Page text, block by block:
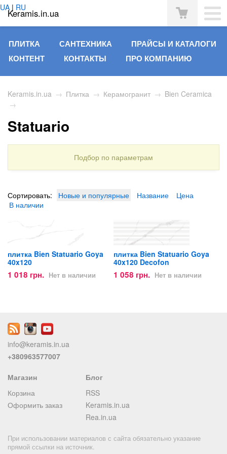
Keramis.in.ua
UA | RU
ПЛИТКА САНТЕХНИКА
ПРАЙСЫ И КАТАЛОГИ
КОНТЕНТ
КОНТАКТЫ ПРО КОМПАНИЮ
Keramis.in.ua → Плитка → Керамогранит → Bien Ceramica
→
Statuario
Подбор по параметрам
Сортировать: Новые и популярные Название
Цена
В наличии
плитка Bien Statuario Goya
40x120
1 018 грн. Нет в наличии
плитка Bien Statuario Goya
40x120 Decofon
1 058 грн. Нет в наличии
info@keramis.in.ua
+380963577007
Магазин
Корзина
Оформить заказ
Блог
RSS
Keramis.in.ua
Rea.in.ua
При использовании материалов с сайта обязательно указание
прямой ссылки на источник.